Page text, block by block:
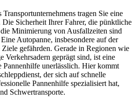
tragen Sie eine
Sicherheit Ihrer Fahrer, die pünktliche
Minimierung von Ausfallzeiten sind
Autopanne, insbesondere auf der
gefährden. Gerade in Regionen wie
Verkehrsadern geprägt sind, ist eine
Pannenhilfe unerlässlich. Hier kommt
der sich auf schnelle
Pannenhilfe spezialisiert hat,
Schwertransporte.